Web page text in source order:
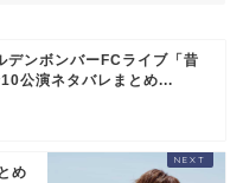
デンボンバーFCライブ「昔
公演ネタバレまとめ...
め